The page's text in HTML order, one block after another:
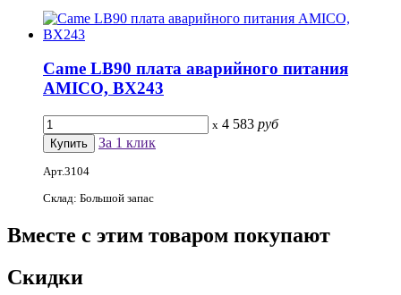
Came LB90 плата аварийного питания
AMICO, BX243
x 4 583 руб
За 1 клик
Арт.3104
Склад: Большой запас
Вместе с этим товаром покупают
Скидки